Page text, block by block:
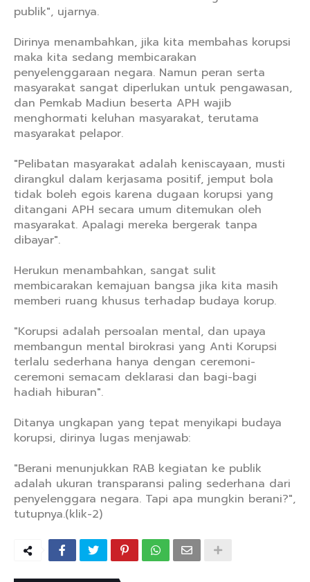
publik", ujarnya.
Dirinya menambahkan, jika kita membahas korupsi
maka kita sedang membicarakan
penyelenggaraan negara. Namun peran serta
masyarakat sangat diperlukan untuk pengawasan,
dan Pemkab Madiun beserta APH wajib
menghormati keluhan masyarakat, terutama
masyarakat pelapor.
"Pelibatan masyarakat adalah keniscayaan, musti
dirangkul dalam kerjasama positif, jemput bola
tidak boleh egois karena dugaan korupsi yang
ditangani APH secara umum ditemukan oleh
masyarakat. Apalagi mereka bergerak tanpa
dibayar".
Herukun menambahkan, sangat sulit
membicarakan kemajuan bangsa jika kita masih
memberi ruang khusus terhadap budaya korup.
"Korupsi adalah persoalan mental, dan upaya
membangun mental birokrasi yang Anti Korupsi
terlalu sederhana hanya dengan ceremoni-
ceremoni semacam deklarasi dan bagi-bagi
hadiah hiburan".
Ditanya ungkapan yang tepat menyikapi budaya
korupsi, dirinya lugas menjawab:
"Berani menunjukkan RAB kegiatan ke publik
adalah ukuran transparansi paling sederhana dari
penyelenggara negara. Tapi apa mungkin berani?",
tutupnya.(klik-2)